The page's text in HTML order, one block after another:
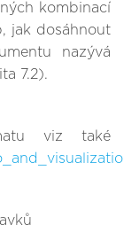
kombinací
jak dosáhnout
nazývá
7.2).
viz také